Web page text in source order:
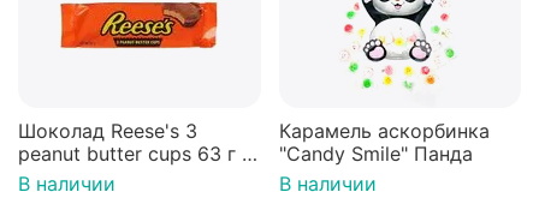
Шоколад Reese's 3
peanut butter cups 63 г с
арахисовой пастой
В наличии
Карамель аскорбинка
"Candy Smile" Панда
В наличии